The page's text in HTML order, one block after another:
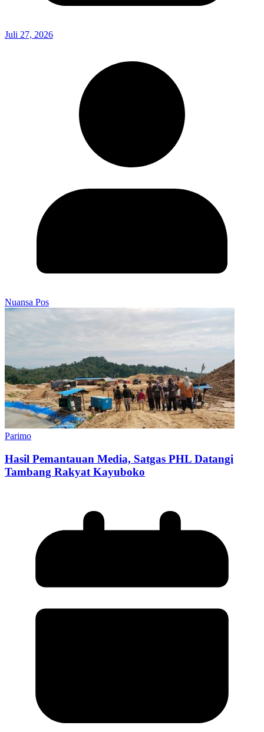
Juli 27, 2026
Nuansa Pos
Parimo
Hasil Pemantauan Media, Satgas PHL Datangi
Tambang Rakyat Kayuboko